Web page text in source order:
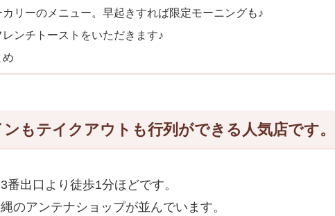
リーのメニュー。早起きすれば限定モーニングも♪
ンチトーストをいただきます♪
め
もテイクアウトも行列ができる人気店です。
出口より徒歩1分ほどです。
のアンテナショップが並んでいます。